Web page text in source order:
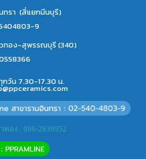
ทรา (สี่แยกมีนบุรี)
9
ทอง-สุพรรณบุรี (340)
กวัน 7.30-17.30 น.
ทอง : 096-2839952